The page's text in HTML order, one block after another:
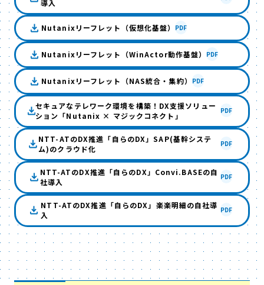
導入
Nutanixリーフレット（仮想化基盤） PDF
Nutanixリーフレット（WinActor動作基盤） PDF
Nutanixリーフレット（NAS統合・集約） PDF
セキュアなテレワーク環境を構築！DX支援ソリュー
ション「Nutanix × マジックコネクト」
PDF
NTT-ATのDX推進「自らのDX」SAP(基幹システ
ム)のクラウド化
PDF
NTT-ATのDX推進「自らのDX」Convi.BASEの自
社導入
PDF
NTT-ATのDX推進「自らのDX」楽楽明細の自社導
入
PDF